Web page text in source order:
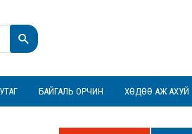
БАЙГАЛЬ ОРЧИН ХӨДӨӨ АЖ АХУЙ